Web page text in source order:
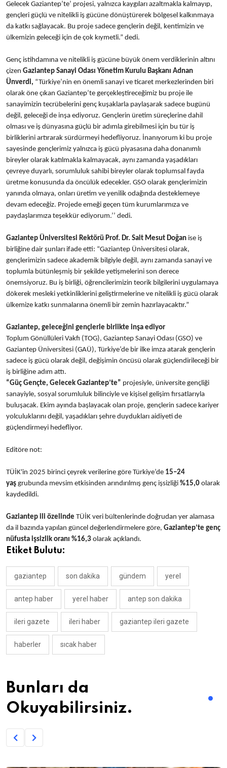
Gelecek Gaziantep’te’ projesi, yalnızca kaygıları azaltmakla kalmayıp,
gençleri güçlü ve nitelikli iş gücüne dönüştürerek bölgesel kalkınmaya
da katkı sağlayacak. Bu proje sadece gençlerin değil, kentimizin ve
ülkemizin geleceği için de çok kıymetli.” dedi.
Genç istihdamına ve nitelikli iş gücüne büyük önem verdiklerinin altını
çizen Gaziantep Sanayi Odası Yönetim Kurulu Başkanı Adnan
Ünverdi, “Türkiye’nin en önemli sanayi ve ticaret merkezlerinden biri
olarak öne çıkan Gaziantep’te gerçekleştireceğimiz bu proje ile
sanayimizin tecrübelerini genç kuşaklarla paylaşarak sadece bugünü
değil, geleceği de inşa ediyoruz. Gençlerin üretim süreçlerine dahil
olması ve iş dünyasına güçlü bir adımla girebilmesi için bu tür iş
birliklerini artırarak sürdürmeyi hedefliyoruz. İnanıyorum ki bu proje
sayesinde gençlerimiz yalnızca iş gücü piyasasına daha donanımlı
bireyler olarak katılmakla kalmayacak, aynı zamanda yaşadıkları
çevreye duyarlı, sorumluluk sahibi bireyler olarak toplumsal fayda
üretme konusunda da öncülük edecekler. GSO olarak gençlerimizin
yanında olmaya, onları üretim ve yenilik odağında desteklemeye
devam edeceğiz. Projede emeği geçen tüm kurumlarımıza ve
paydaşlarımıza teşekkür ediyorum.’’ dedi.
Gaziantep Üniversitesi Rektörü Prof. Dr. Sait Mesut Doğan ise iş
birliğine dair şunları ifade etti: “Gaziantep Üniversitesi olarak,
gençlerimizin sadece akademik bilgiyle değil, aynı zamanda sanayi ve
toplumla bütünleşmiş bir şekilde yetişmelerini son derece
önemsiyoruz. Bu iş birliği, öğrencilerimizin teorik bilgilerini uygulamaya
dökerek mesleki yetkinliklerini geliştirmelerine ve nitelikli iş gücü olarak
ülkemize katkı sunmalarına önemli bir zemin hazırlayacaktır.”
Gaziantep, geleceğini gençlerle birlikte inşa ediyor
Toplum Gönüllüleri Vakfı (TOG), Gaziantep Sanayi Odası (GSO) ve
Gaziantep Üniversitesi (GAÜ), Türkiye’de bir ilke imza atarak gençlerin
sadece iş gücü olarak değil, değişimin öncüsü olarak güçlendirileceği bir
iş birliğine adım attı.
“Güç Gençte, Gelecek Gaziantep’te” projesiyle, üniversite gençliği
sanayiyle, sosyal sorumluluk bilinciyle ve kişisel gelişim fırsatlarıyla
buluşacak. Ekim ayında başlayacak olan proje, gençlerin sadece kariyer
yolculuklarını değil, yaşadıkları şehre duydukları aidiyeti de
güçlendirmeyi hedefliyor.
Editöre not:
TÜİK'in 2025 birinci çeyrek verilerine göre Türkiye’de 15–24
yaş grubunda mevsim etkisinden arındırılmış genç işsizliği %15,0 olarak
kaydedildi.
Gaziantep ili özelinde TÜİK veri bültenlerinde doğrudan yer alamasa
da il bazında yapılan güncel değerlendirmelere göre, Gaziantep’te genç
nüfusta işsizlik oranı %16,3 olarak açıklandı.
Etiket Bulutu:
gaziantep son dakika gündem yerel
antep haber yerel haber antep son dakika
ileri gazete ileri haber gaziantep ileri gazete
haberler sıcak haber
Bunları da
Okuyabilirsiniz.